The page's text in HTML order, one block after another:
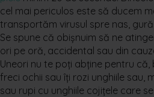
cel mai periculos este să ducem
transportăm virusul spre nas, gură
Se spune că obișnuim să ne
ori pe oră, accidental sau din
Uneori nu te poți abține pentru
freci ochii sau îți rozi unghiile sau,
sau rupi cu unghiile cojițele care